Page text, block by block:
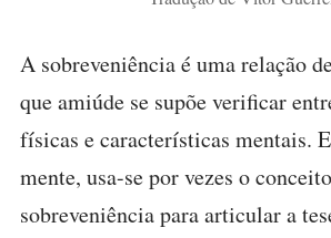
A sobreveniência é uma relação
que amiúde se supõe verificar
físicas e características mentais.
mente, usa-se por vezes o
sobreveniência para articular a